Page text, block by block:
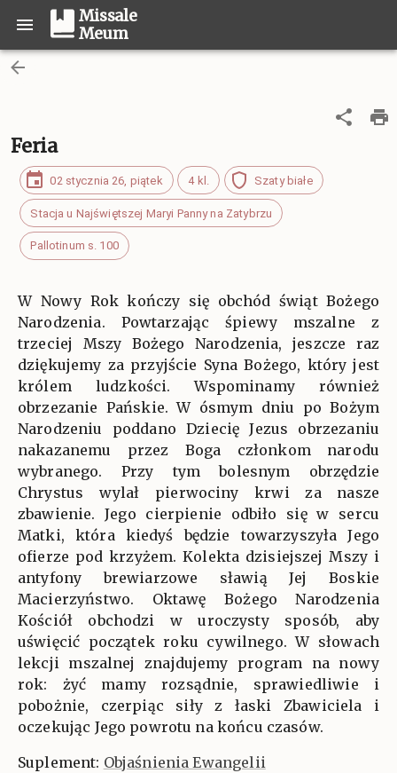
Missale
Meum
Feria
02 stycznia 26, piątek 4 kl. Szaty białe
Stacja u Najświętszej Maryi Panny na Zatybrzu
Pallotinum s. 100
W Nowy Rok kończy się obchód świąt Bożego
Narodzenia. Powtarzając śpiewy mszalne z
trzeciej Mszy Bożego Narodzenia, jeszcze raz
dziękujemy za przyjście Syna Bożego, który jest
królem ludzkości. Wspominamy również
obrzezanie Pańskie. W ósmym dniu po Bożym
Narodzeniu poddano Dziecię Jezus obrzezaniu
nakazanemu przez Boga członkom narodu
wybranego. Przy tym bolesnym obrzędzie
Chrystus wylał pierwociny krwi za nasze
zbawienie. Jego cierpienie odbiło się w sercu
Matki, która kiedyś będzie towarzyszyła Jego
ofierze pod krzyżem. Kolekta dzisiejszej Mszy i
antyfony brewiarzowe sławią Jej Boskie
Macierzyństwo. Oktawę Bożego Narodzenia
Kościół obchodzi w uroczysty sposób, aby
uświęcić początek roku cywilnego. W słowach
lekcji mszalnej znajdujemy program na nowy
rok: żyć mamy rozsądnie, sprawiedliwie i
pobożnie, czerpiąc siły z łaski Zbawiciela i
oczekując Jego powrotu na końcu czasów.
Suplement: Objaśnienia Ewangelii